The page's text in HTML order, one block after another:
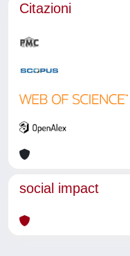
Citazioni
social impact